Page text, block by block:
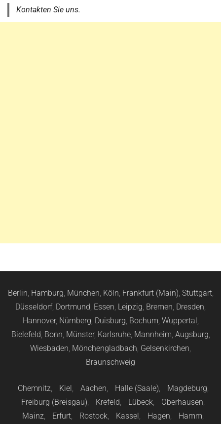
Kontakten Sie uns.
Berlin, Hamburg, München, Köln, Frankfurt (Main), Stuttgart,
Düsseldorf, Dortmund, Essen, Leipzig, Bremen, Dresden,
Hannover, Nürnberg, Duisburg, Bochum, Wuppertal,
Bielefeld, Bonn, Münster, Karlsruhe, Mannheim, Augsburg,
Wiesbaden, Mönchengladbach, Gelsenkirchen,
Braunschweig
Chemnitz, Kiel, Aachen, Halle (Saale), Magdeburg,
Freiburg (Breisgau), Krefeld, Lübeck, Oberhausen,
Mainz, Erfurt, Rostock, Kassel, Hagen, Hamm,